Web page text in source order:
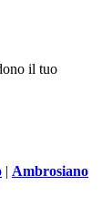
il tuo
| Ambrosiano